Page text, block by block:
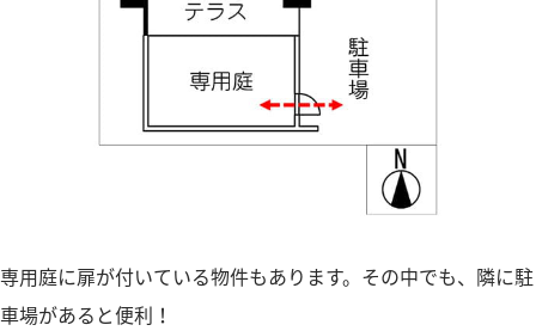
専用庭に扉が付いている物件もあります。その中でも、隣に駐
車場があると便利！